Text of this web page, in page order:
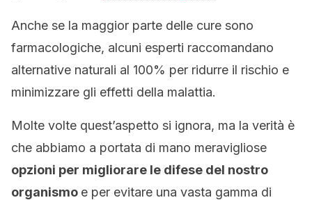
Anche se la maggior parte delle cure sono
farmacologiche, alcuni esperti raccomandano
alternative naturali al 100% per ridurre il rischio e
minimizzare gli effetti della malattia.
Molte volte quest’aspetto si ignora, ma la verità è
che abbiamo a portata di mano meravigliose
opzioni per migliorare le difese del nostro
organismo e per evitare una vasta gamma di